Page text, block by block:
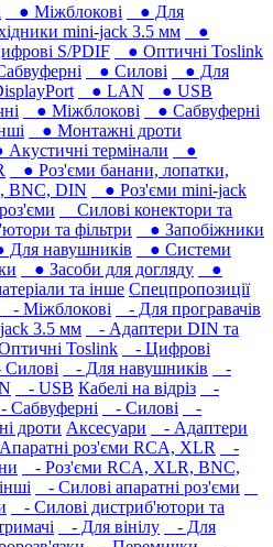
● Міжблокові
● Для
mini-jack 3.5 мм
●
S/PDIF
● Оптичні Toslink
● Силові
● Для
● LAN
● USB
● Міжблокові
● Сабвуферні
● Монтажні дроти
термінали
●
● Роз'єми банани, лопатки,
BNC, DIN
● Роз'єми mini-jack
Силові конектори та
та фільтри
● Запобіжники
Для навушників‎
● Системи
● Засоби для догляду
●
та інше Спецпропозиції
- Міжблокові
- Для програвачів
3.5 мм
- Адаптери DIN та
Toslink
- Цифрові
- Для навушників‎
-
- USB Кабелі на відріз
-
Сабвуферні - Силові
-
дроти Аксесуари
- Адаптери
роз'єми RCA, XLR
-
- Роз'єми RCA, XLR, BNC,
- Силові апаратні роз'єми
- Силові дистриб'ютори та
- Для вінілу
- Для